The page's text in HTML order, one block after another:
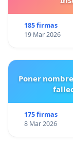
185 firmas
19 Mar 2026
Poner
175 firmas
8 Mar 2026